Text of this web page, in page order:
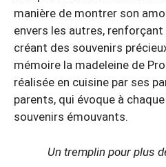
manière de montrer son
envers les autres,
créant des souvenirs
mémoire la madeleine de
réalisée en cuisine par ses
parents, qui évoque à
souvenirs émouvants.
Un tremplin pour plus